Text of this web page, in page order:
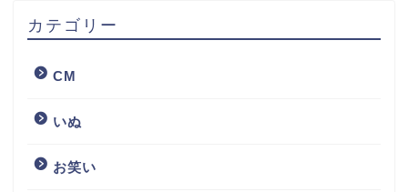
カテゴリー
CM
いぬ
お笑い